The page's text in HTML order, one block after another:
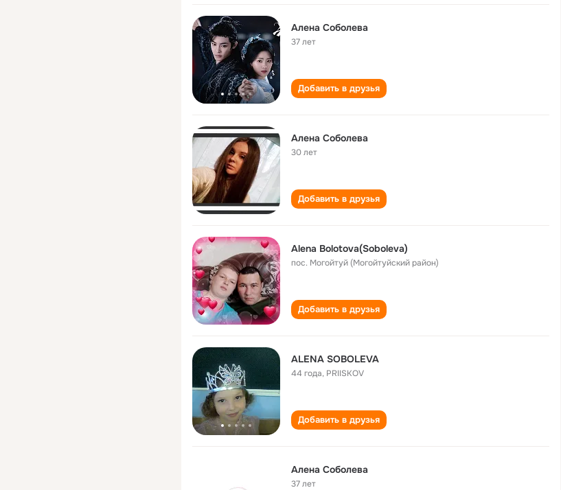
Алена Соболева
37 лет
Добавить в друзья
Алена Соболева
30 лет
Добавить в друзья
Alena Bolotova(Soboleva)
пос. Могойтуй (Могойтуйский район)
Добавить в друзья
ALENA SOBOLEVA
44 года, PRIISKOV
Добавить в друзья
Алена Соболева
37 лет